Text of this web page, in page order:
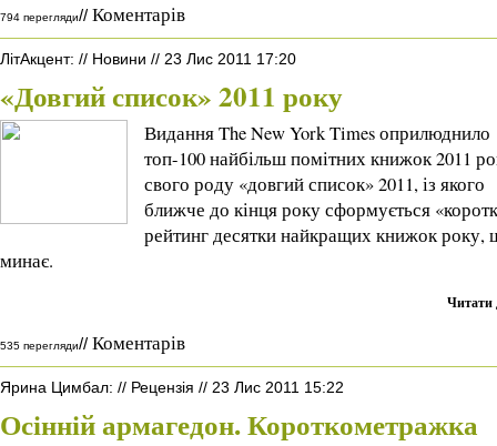
794 перегляди// Коментарів
ЛітАкцент: // Новини // 23 Лис 2011 17:20
«Довгий список» 2011 року
Видання The New York Times оприлюднило
топ-100 найбільш помітних книжок 2011
свого роду «довгий список» 2011, із якого
ближче до кінця року сформується
рейтинг десятки найкращих книжок року,
минає.
Читати
535 перегляди// Коментарів
Ярина Цимбал: // Рецензія // 23 Лис 2011 15:22
Осінній армагедон. Короткометражка